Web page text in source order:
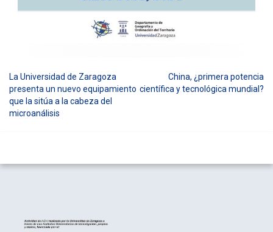
Navegación
de
La Universidad de Zaragoza
presenta un nuevo equipamiento
que la sitúa a la cabeza del
microanálisis
China, ¿primera potencia
científica y tecnológica mundial?